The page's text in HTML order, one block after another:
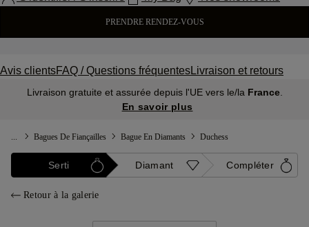
PRENDRE RENDEZ-VOUS
Avis clientsFAQ / Questions fréquentesLivraison et retours
Livraison gratuite et assurée depuis l'UE vers le/la France.
En savoir plus
Bagues De Fiançailles Bague En Diamants Duchess
Serti Diamant Compléter
Retour à la galerie